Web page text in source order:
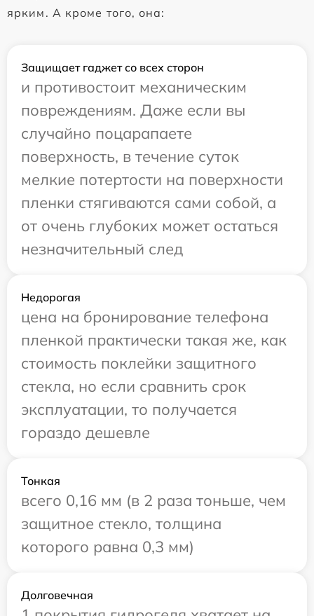
ярким. А кроме того, она:
Защищает гаджет со всех сторон
и противостоит механическим
повреждениям. Даже если вы
случайно поцарапаете
поверхность, в течение суток
мелкие потертости на поверхности
пленки стягиваются сами собой, а
от очень глубоких может остаться
незначительный след
Недорогая
цена на бронирование телефона
пленкой практически такая же, как
стоимость поклейки защитного
стекла, но если сравнить срок
эксплуатации, то получается
гораздо дешевле
Тонкая
всего 0,16 мм (в 2 раза тоньше, чем
защитное стекло, толщина
которого равна 0,3 мм)
Долговечная